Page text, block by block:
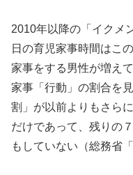
2010年以降の「イクメ
日の育児家事時間はこ
家事をする男性が増え
家事「行動」の割合を
割」が以前よりもさら
だけであって、残りの
もしていない（総務省